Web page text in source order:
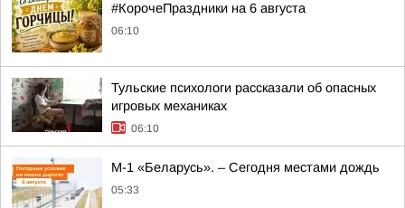
#КорочеПраздники на 6 августа
06:10
Тульские психологи рассказали об опасных
игровых механиках
06:10
М-1 «Беларусь». – Сегодня местами дождь
05:33